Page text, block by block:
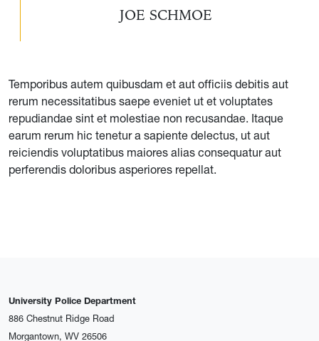
JOE SCHMOE
Temporibus autem quibusdam et aut officiis debitis aut
rerum necessitatibus saepe eveniet ut et voluptates
repudiandae sint et molestiae non recusandae. Itaque
earum rerum hic tenetur a sapiente delectus, ut aut
reiciendis voluptatibus maiores alias consequatur aut
perferendis doloribus asperiores repellat.
University Police Department
886 Chestnut Ridge Road
Morgantown, WV 26506